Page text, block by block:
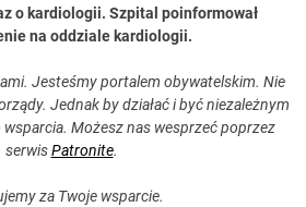
o kardiologii. Szpital poinformował
na oddziale kardiologii.
Jesteśmy portalem obywatelskim. Nie
Jednak by działać i być niezależnym
Możesz nas wesprzeć poprzez
serwisPatronite.
za Twoje wsparcie.